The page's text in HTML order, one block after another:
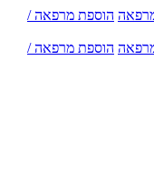
הוספת מרפאה /
הוספת מרפאה /